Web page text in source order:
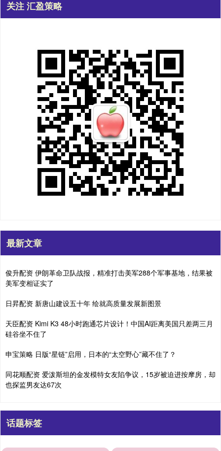
关注 汇盈策略
最新文章
俊升配资 伊朗革命卫队战报，精准打击美军288个军事基地，结果被
美军变相证实了
日昇配资 新唐山建设五十年 绘就高质量发展新图景
天臣配资 Kimi K3 48小时跑通芯片设计！中国AI距离美国只差两三月
硅谷坐不住了
申宝策略 日版“星链”启用，日本的“太空野心”藏不住了？
同花顺配资 爱泼斯坦的金发模特女友陷争议，15岁被迫进按摩房，却
也探监男友达67次
话题标签